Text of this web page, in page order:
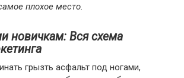
плохое место.
новичкам: Вся схема
грызть асфальт под ногами,